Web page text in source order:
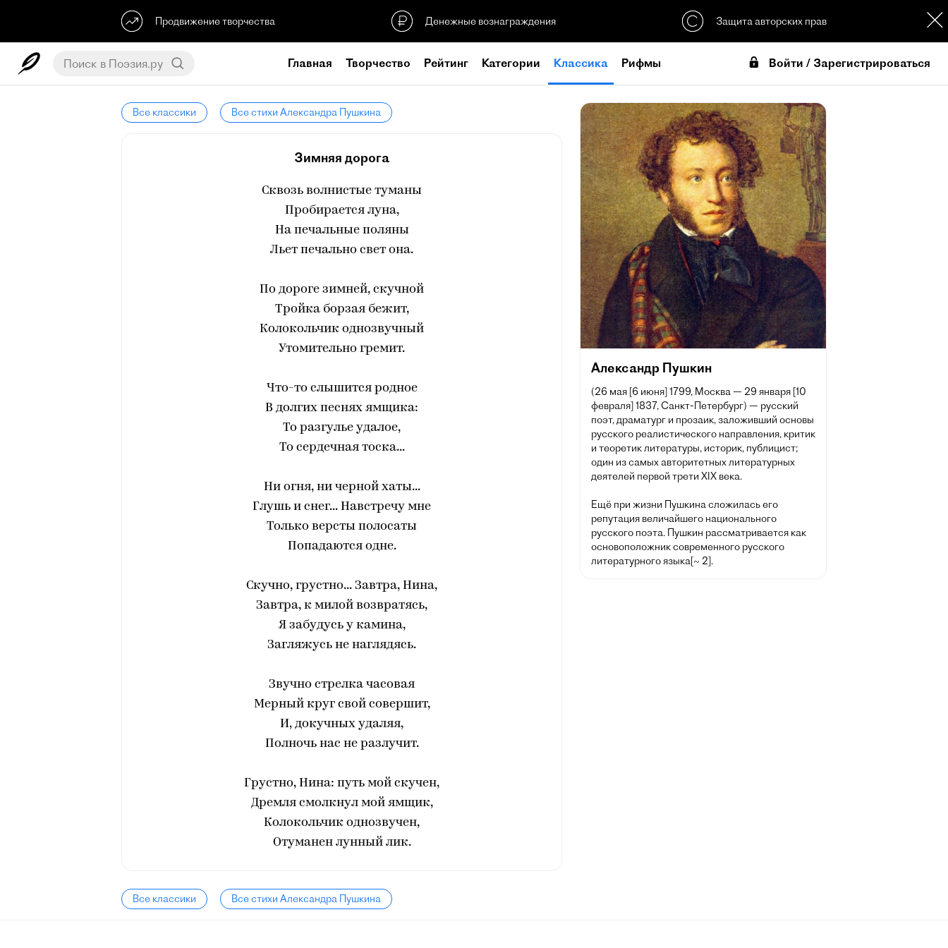
Продвижение творчества Денежные вознаграждения Защита авторских прав
Главная Творчество Рейтинг Категории Классика Рифмы Войти / Зарегистрироваться
Все классики Все стихи Александра Пушкина
Зимняя дорога
Сквозь волнистые туманы
Пробирается луна,
На печальные поляны
Льет печально свет она.
По дороге зимней, скучной
Тройка борзая бежит,
Колокольчик однозвучный
Утомительно гремит.
Что-то слышится родное
В долгих песнях ямщика:
То разгулье удалое,
То сердечная тоска...
Ни огня, ни черной хаты...
Глушь и снег... Навстречу мне
Только версты полосаты
Попадаются одне.
Скучно, грустно... Завтра, Нина,
Завтра, к милой возвратясь,
Я забудусь у камина,
Загляжусь не наглядясь.
Звучно стрелка часовая
Мерный круг свой совершит,
И, докучных удаляя,
Полночь нас не разлучит.
Грустно, Нина: путь мой скучен,
Дремля смолкнул мой ямщик,
Колокольчик однозвучен,
Отуманен лунный лик.
Все классики Все стихи Александра Пушкина
Александр Пушкин
(26 мая [6 июня] 1799, Москва — 29 января [10
февраля] 1837, Санкт-Петербург) — русский
поэт, драматург и прозаик, заложивший основы
русского реалистического направления, критик
и теоретик литературы, историк, публицист;
один из самых авторитетных литературных
деятелей первой трети XIX века.
Ещё при жизни Пушкина сложилась его
репутация величайшего национального
русского поэта. Пушкин рассматривается как
основоположник современного русского
литературного языка[~ 2].